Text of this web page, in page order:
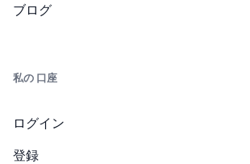
ブログ
私の 口座
ログイン
登録